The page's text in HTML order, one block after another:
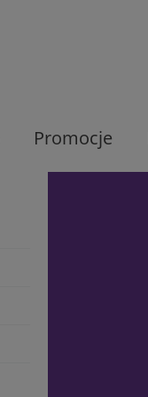
Promocje